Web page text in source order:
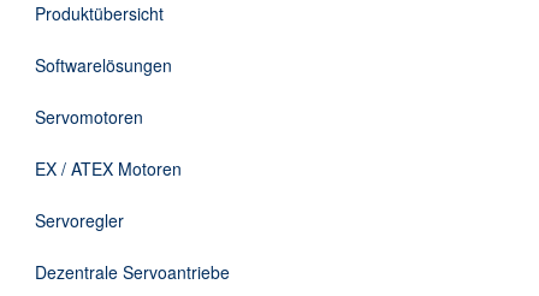
Applikationen
Informationen
Downloads
Kontakt
Produktübersicht
Softwarelösungen
Servomotoren
EX / ATEX Motoren
Servoregler
Dezentrale Servoantriebe